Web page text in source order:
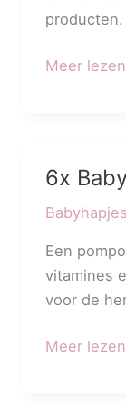
producten.
Meer
6x
Babyhapjes
Een
vitamines
voor de
6x
Pompoen
Meer